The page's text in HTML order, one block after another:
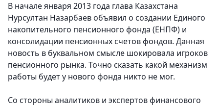
В начале января 2013 года глава Казахстана
Нурсултан Назарбаев объявил о создании Единого
накопительного пенсионного фонда (ЕНПФ) и
консолидации пенсионных счетов фондов. Данная
новость в буквальном смысле шокировала игроков
пенсионного рынка. Точно сказать какой механизм
работы будет у нового фонда никто не мог.
Со стороны аналитиков и экспертов финансового